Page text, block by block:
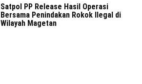
Satpol PP Release Hasil Operasi
Bersama Penindakan Rokok Ilegal di
Wilayah Magetan